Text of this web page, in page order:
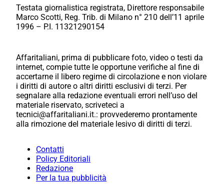
Testata giornalistica registrata, Direttore responsabile
Marco Scotti, Reg. Trib. di Milano n° 210 dell’11 aprile
1996 – P.I. 11321290154
Affaritaliani, prima di pubblicare foto, video o testi da
internet, compie tutte le opportune verifiche al fine di
accertarne il libero regime di circolazione e non violare
i diritti di autore o altri diritti esclusivi di terzi. Per
segnalare alla redazione eventuali errori nell’uso del
materiale riservato, scriveteci a
tecnici@affaritaliani.it.: provvederemo prontamente
alla rimozione del materiale lesivo di diritti di terzi.
Contatti
Policy Editoriali
Redazione
Per la tua pubblicità